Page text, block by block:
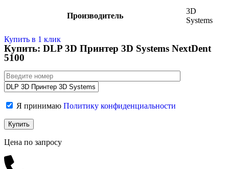
Производитель
3D
Systems
Купить в 1 клик
Купить: DLP 3D Принтер 3D Systems NextDent
5100
Я принимаю Политику конфиденциальности
Цена по запросу